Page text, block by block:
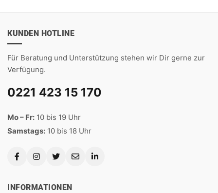
KUNDEN HOTLINE
Für Beratung und Unterstützung stehen wir Dir gerne zur
Verfügung.
0221 423 15 170
Mo – Fr: 10 bis 19 Uhr
Samstags: 10 bis 18 Uhr
INFORMATIONEN